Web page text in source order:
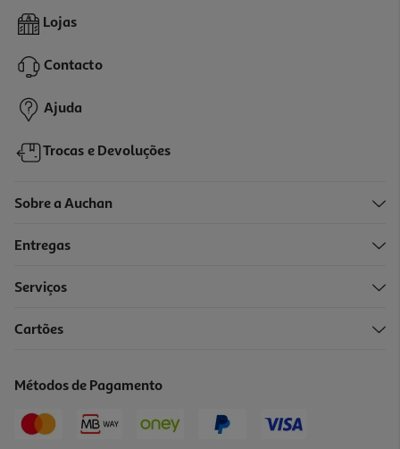
Lojas
Contacto
Ajuda
Trocas e Devoluções
Sobre a Auchan
Entregas
Serviços
Cartões
Métodos de Pagamento